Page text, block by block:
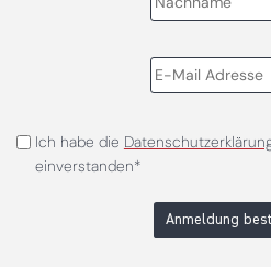
Ich habe die
einverstanden*
Anmeldung